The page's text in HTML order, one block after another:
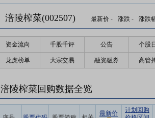
涪陵榨菜(002507) 最新价 - 涨跌 - 涨跌
资金流向 千股千评 公告 个股
龙虎榜单 大宗交易 融资融券 高管
涪陵榨菜回购数据全览
最新价
计划回购